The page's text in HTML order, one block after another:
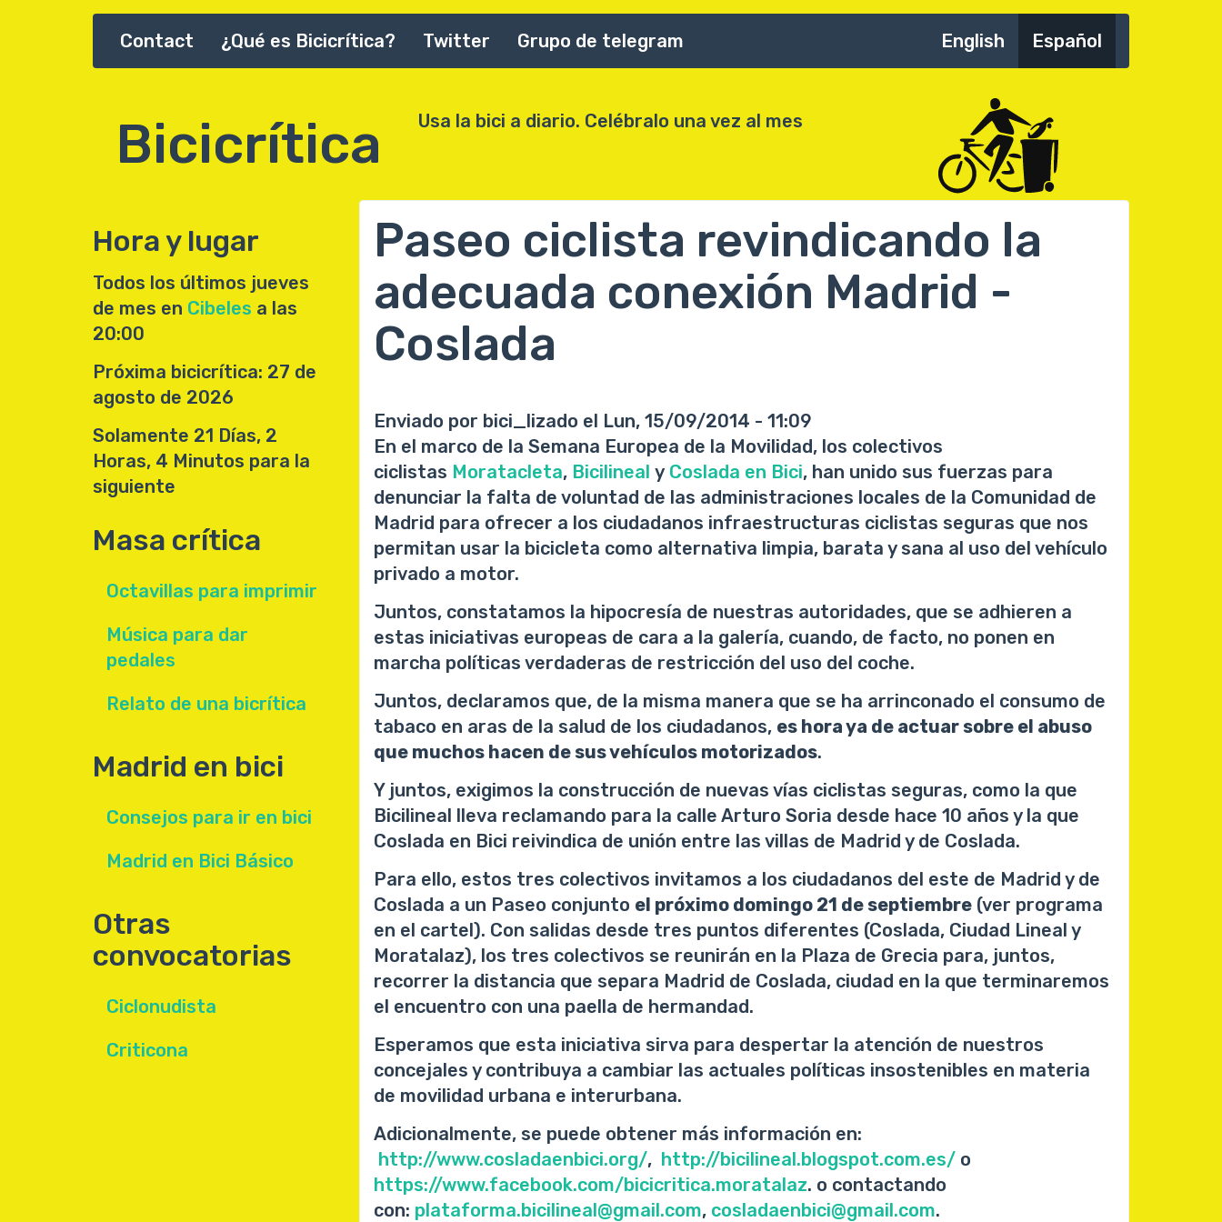
Main
Contact ¿Qué es Bicicrítica? Twitter Grupo de telegram English Español
Bicicrítica Usa la bici a diario. Celébralo una vez al mes
Hora y lugar
Todos los últimos jueves
de mes en Cibeles a las
20:00
Próxima bicicrítica: 27 de
agosto de 2026
Solamente 21 Días, 2
Horas, 4 Minutos para la
siguiente
Masa crítica
Octavillas para imprimir
Música para dar
pedales
Relato de una bicrítica
Madrid en bici
Consejos para ir en bici
Madrid en Bici Básico
Otras
convocatorias
Ciclonudista
Criticona
Paseo ciclista revindicando la
adecuada conexión Madrid -
Coslada
Enviado por bici_lizado el Lun, 15/09/2014 - 11:09
En el marco de la Semana Europea de la Movilidad, los colectivos
ciclistas Moratacleta, Bicilineal y Coslada en Bici, han unido sus fuerzas para
denunciar la falta de voluntad de las administraciones locales de la Comunidad de
Madrid para ofrecer a los ciudadanos infraestructuras ciclistas seguras que nos
permitan usar la bicicleta como alternativa limpia, barata y sana al uso del vehículo
privado a motor.
Juntos, constatamos la hipocresía de nuestras autoridades, que se adhieren a
estas iniciativas europeas de cara a la galería, cuando, de facto, no ponen en
marcha políticas verdaderas de restricción del uso del coche.
Juntos, declaramos que, de la misma manera que se ha arrinconado el consumo de
tabaco en aras de la salud de los ciudadanos, es hora ya de actuar sobre el abuso
que muchos hacen de sus vehículos motorizados.
Y juntos, exigimos la construcción de nuevas vías ciclistas seguras, como la que
Bicilineal lleva reclamando para la calle Arturo Soria desde hace 10 años y la que
Coslada en Bici reivindica de unión entre las villas de Madrid y de Coslada.
Para ello, estos tres colectivos invitamos a los ciudadanos del este de Madrid y de
Coslada a un Paseo conjunto el próximo domingo 21 de septiembre(ver programa
en el cartel). Con salidas desde tres puntos diferentes (Coslada, Ciudad Lineal y
Moratalaz), los tres colectivos se reunirán en la Plaza de Grecia para, juntos,
recorrer la distancia que separa Madrid de Coslada, ciudad en la que terminaremos
el encuentro con una paella de hermandad.
Esperamos que esta iniciativa sirva para despertar la atención de nuestros
concejales y contribuya a cambiar las actuales políticas insostenibles en materia
de movilidad urbana e interurbana.
Adicionalmente, se puede obtener más información en:
http://www.cosladaenbici.org/, http://bicilineal.blogspot.com.es/o
https://www.facebook.com/bicicritica.moratalaz. o contactando
con: plataforma.bicilineal@gmail.com, cosladaenbici@gmail.com.